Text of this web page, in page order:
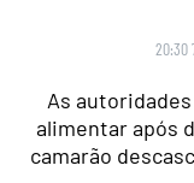
20:30
As
alimentar após
camarão